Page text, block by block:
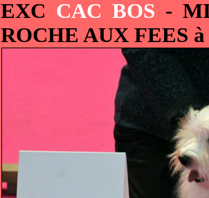
EXC CAC BOS -
ROCHE AUX FEES